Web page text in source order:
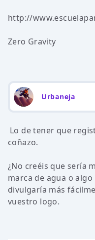
http://
Zero Gravity
Urbaneja
Lo de tener que
coñazo.
¿No creéis que sería
marca de agua o
divulgaría más
vuestro logo.